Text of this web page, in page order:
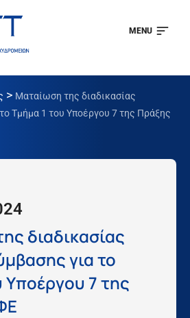
MENU
> Ματαίωση της διαδικασίας
Τμήμα 1 του Υποέργου 7 της Πράξης
διαδικασίας
για το
Υποέργου 7 της